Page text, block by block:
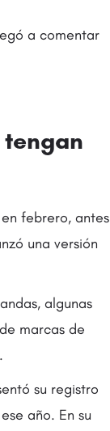
a comentar
febrero, antes
una versión
algunas
marcas de
su registro
año. En su